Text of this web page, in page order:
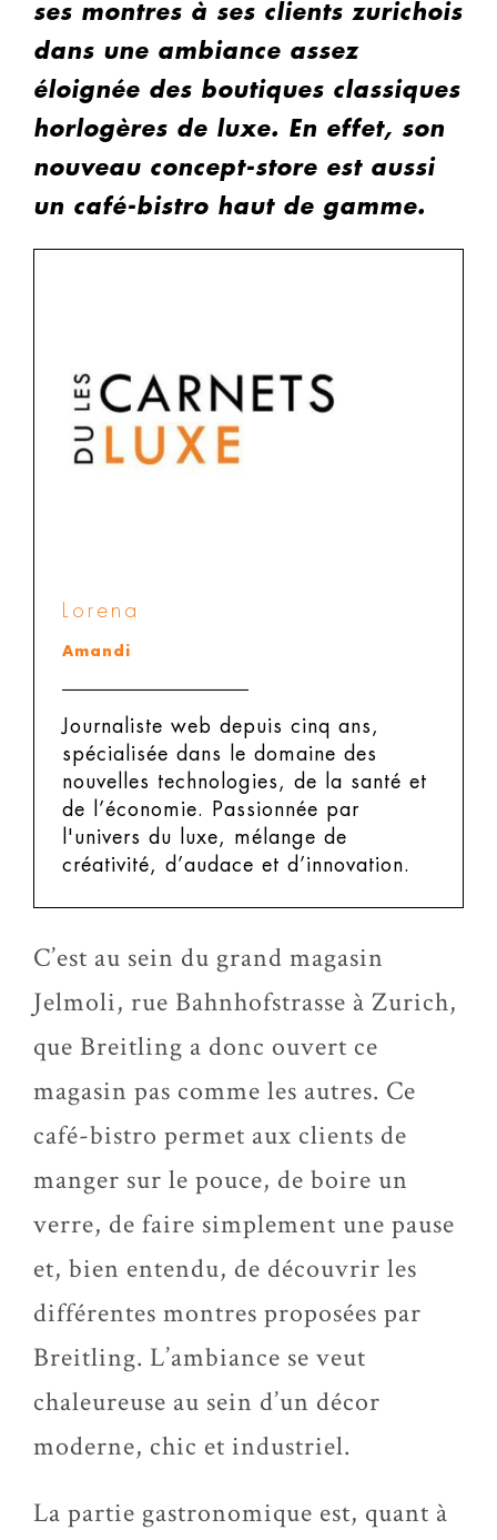
ses montres à ses clients zurichois
dans une ambiance assez
éloignée des boutiques classiques
horlogères de luxe. En effet, son
nouveau concept-store est aussi
un café-bistro haut de gamme.
Lorena
Amandi
Journaliste web depuis cinq ans,
spécialisée dans le domaine des
nouvelles technologies, de la santé et
de l’économie. Passionnée par
l'univers du luxe, mélange de
créativité, d’audace et d’innovation.
C’est au sein du grand magasin
Jelmoli, rue Bahnhofstrasse à Zurich,
que Breitling a donc ouvert ce
magasin pas comme les autres. Ce
café-bistro permet aux clients de
manger sur le pouce, de boire un
verre, de faire simplement une pause
et, bien entendu, de découvrir les
différentes montres proposées par
Breitling. L’ambiance se veut
chaleureuse au sein d’un décor
moderne, chic et industriel.
La partie gastronomique est, quant à